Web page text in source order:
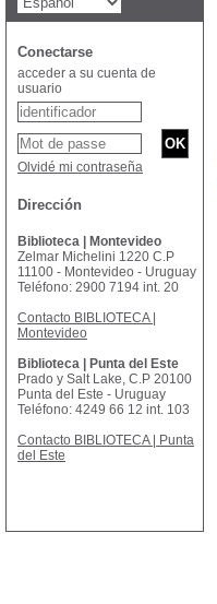
Conectarse
acceder a su cuenta de
usuario
Olvidé mi contraseña
Dirección
Biblioteca | Montevideo
Zelmar Michelini 1220 C.P
11100 - Montevideo - Uruguay
Teléfono: 2900 7194 int. 20
Contacto BIBLIOTECA |
Montevideo
Biblioteca | Punta del Este
Prado y Salt Lake, C.P 20100
Punta del Este - Uruguay
Teléfono: 4249 66 12 int. 103
Contacto BIBLIOTECA | Punta
del Este